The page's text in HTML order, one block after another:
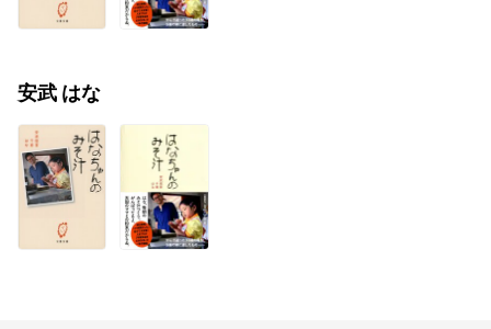
安武 はな